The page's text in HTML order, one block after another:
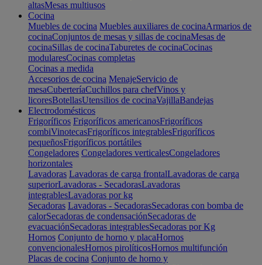
altasMesas multiusos
Cocina
Muebles de cocina Muebles auxiliares de cocinaArmarios de
cocinaConjuntos de mesas y sillas de cocinaMesas de
cocinaSillas de cocinaTaburetes de cocinaCocinas
modularesCocinas completas
Cocinas a medida
Accesorios de cocina MenajeServicio de
mesaCuberteríaCuchillos para chefVinos y
licoresBotellasUtensilios de cocinaVajillaBandejas
Electrodomésticos
Frigoríficos Frigoríficos americanosFrigoríficos
combiVinotecasFrigoríficos integrablesFrigoríficos
pequeñosFrigoríficos portátiles
Congeladores Congeladores verticalesCongeladores
horizontales
Lavadoras Lavadoras de carga frontalLavadoras de carga
superiorLavadoras - SecadorasLavadoras
integrablesLavadoras por kg
Secadoras Lavadoras - SecadorasSecadoras con bomba de
calorSecadoras de condensaciónSecadoras de
evacuaciónSecadoras integrablesSecadoras por Kg
Hornos Conjunto de horno y placaHornos
convencionalesHornos pirolíticosHornos multifunción
Placas de cocina Conjunto de horno y